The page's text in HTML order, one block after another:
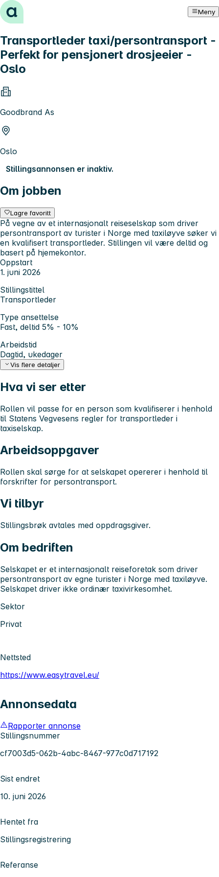
Hopp til innhold Meny
Transportleder taxi/persontransport -
Perfekt for pensjonert drosjeeier -
Oslo
Goodbrand As
Oslo
Stillingsannonsen er inaktiv.
Om jobben
Lagre favoritt
På vegne av et internasjonalt reiseselskap som driver
persontransport av turister i Norge med taxiløyve søker vi
en kvalifisert transportleder. Stillingen vil være deltid og
basert på hjemekontor.
Oppstart
1. juni 2026
Stillingstittel
Transportleder
Type ansettelse
Fast, deltid 5% - 10%
Arbeidstid
Dagtid, ukedager
Vis flere detaljer
Hva vi ser etter
Rollen vil passe for en person som kvalifiserer i henhold
til Statens Vegvesens regler for transportleder i
taxiselskap.
Arbeidsoppgaver
Rollen skal sørge for at selskapet opererer i henhold til
forskrifter for persontransport.
Vi tilbyr
Stillingsbrøk avtales med oppdragsgiver.
Om bedriften
Selskapet er et internasjonalt reiseforetak som driver
persontransport av egne turister i Norge med taxiløyve.
Selskapet driver ikke ordinær taxivirkesomhet.
Sektor
Privat
Nettsted
https://www.easytravel.eu/
Annonsedata
Rapporter annonse
Stillingsnummer
cf7003d5-062b-4abc-8467-977c0d717192
Sist endret
10. juni 2026
Hentet fra
Stillingsregistrering
Referanse